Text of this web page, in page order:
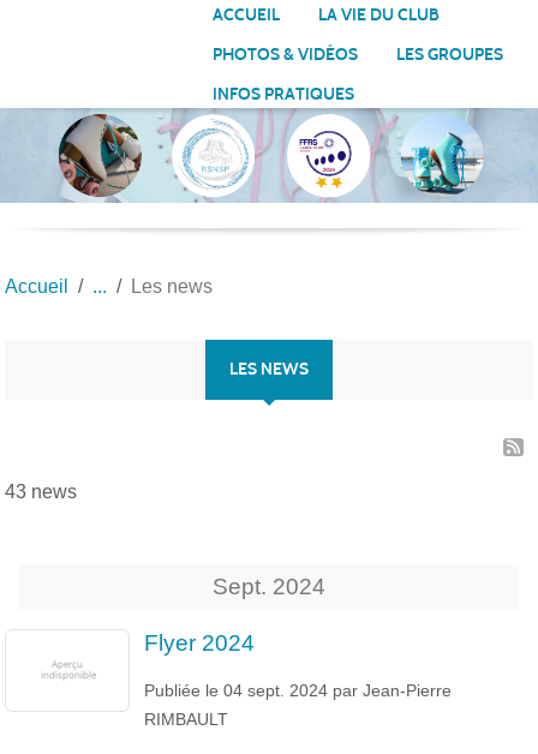
ACCUEIL
LA VIE DU CLUB
PHOTOS & VIDÉOS
LES GROUPES
INFOS PRATIQUES
Accueil Les news
LES NEWS
43 news
Sept. 2024
Flyer 2024
Publiée le 04 sept. 2024 par Jean-Pierre
RIMBAULT
Panneau de gestion des cookies